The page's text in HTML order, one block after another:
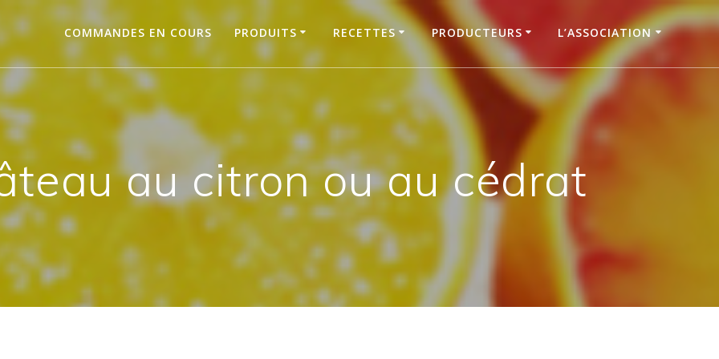
COMMANDES EN COURS PRODUITS RECETTES PRODUCTEURS L’ASSOCIATION
au citron ou au cédrat